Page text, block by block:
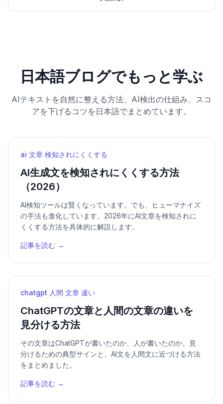
日本語ブログでもっと学ぶ
AIテキストを自然に整える方法、AI検出の仕組み、スコ
アを下げるコツを日本語でまとめています。
ai 文章 検知されにくくする
AI生成文を検知されにくくする方法
（2026）
AI検知ツールは賢くなっています。でも、ヒューマナイズ
の手法も進化しています。2026年にAI文章を検知されに
くくする方法を具体的に解説します。
記事を読む →
chatgpt 人間 文章 違い
ChatGPTの文章と人間の文章の違いを
見分ける方法
その文章はChatGPTが書いたのか、人が書いたのか。見
分けるための典型サインと、AI文を人間文に近づける方法
をまとめました。
記事を読む →